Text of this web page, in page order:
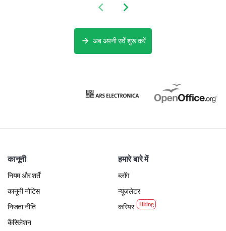
Previous slide
Next slide
अब अपनी सर्वे शुरू करें
कानूनी
नियम और शर्तें
कानूनी नोटिस
निजता नीति
कैंसिलेशन
हमारे बारे में
ब्लॉग
न्यूज़लेटर
करियर